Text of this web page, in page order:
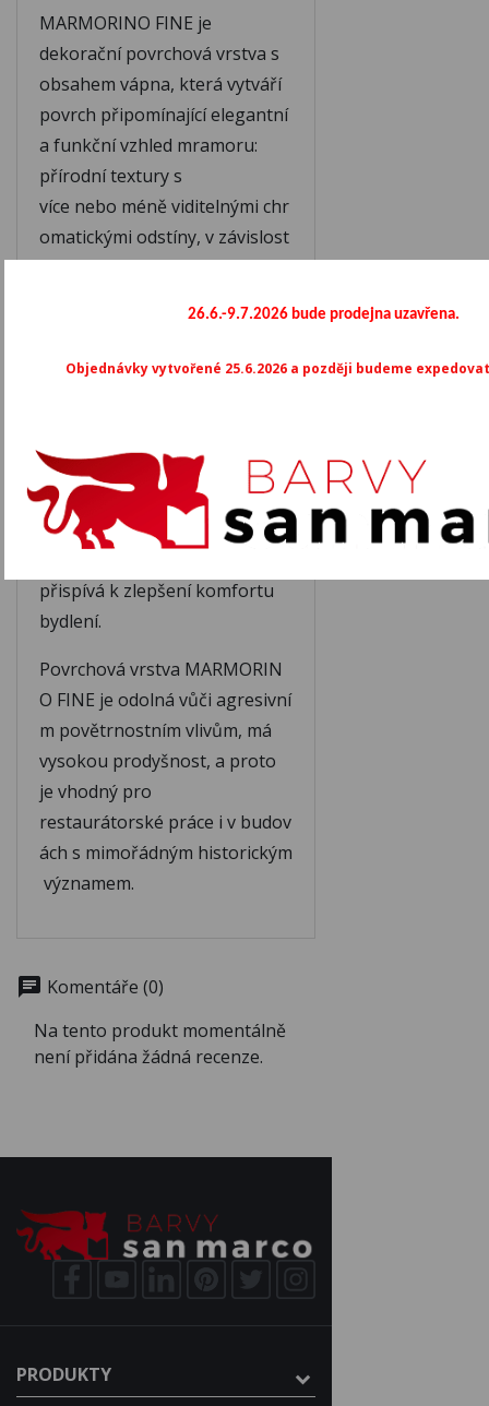
MARMORINO FINE je
dekorační povrchová vrstva s
obsahem vápna, která vytváří
povrch připomínajícíelegantní
a funkční vzhled mramoru:
přírodní textury s
více nebo méně viditelnými chr
omatickými odstíny, v závislost
inaopracování, s kompaktním
dotek.
díky
svému minerálnímu
složení zachovává správnou
prodyšnost stěny a
přispívá k zlepšení komfortu
bydlení.
Povrchová vrstva MARMORIN
O FINE je odolná vůči agresivní
m povětrnostním vlivům, má
vysokou prodyšnost, a proto
je vhodný pro
restaurátorské práce i v budov
ách s mimořádným historickým
významem.
chat Komentáře (0)
Na tento produkt momentálně
není přidána žádná recenze.
PRODUKTY
26.6.-9.7.2026 bude prodejna uzavřena.
Objednávky vytvořené 25.6.2026 a později budeme